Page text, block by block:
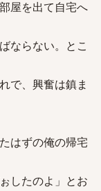
屋を出て自宅へ
ならない。とこ
で、興奮は鎮ま
はずの俺の帰宅
したのよ」とお